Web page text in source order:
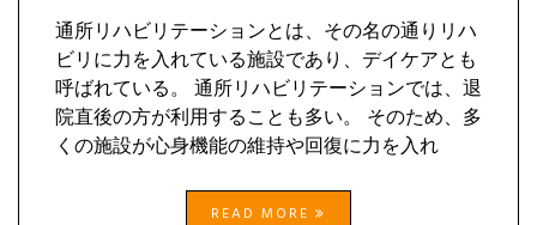
通所リハビリテーションとは、その名の通りリハ
ビリに力を入れている施設であり、デイケアとも
呼ばれている。 通所リハビリテーションでは、退
院直後の方が利用することも多い。 そのため、多
くの施設が心身機能の維持や回復に力を入れ
READ MORE